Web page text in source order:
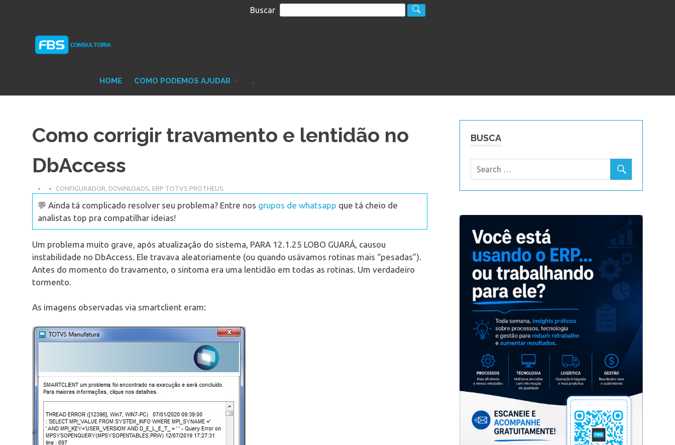
Buscar
Protheus
TOTVS
HOME COMO PODEMOS AJUDAR .
Como corrigir travamento e lentidão no
DbAccess
CONFIGURADOR DOWNLOADS ERP TOTVS PROTHEUS
💬 Ainda tá complicado resolver seu problema? Entre nos grupos de whatsapp que tá cheio de
analistas top pra compatilhar ideias!
Um problema muito grave, após atualização do sistema, PARA 12.1.25 LOBO GUARÁ, causou
instabilidade no DbAccess. Ele travava aleatoriamente (ou quando usávamos rotinas mais “pesadas”).
Antes do momento do travamento, o sintoma era uma lentidão em todas as rotinas. Um verdadeiro
tormento.
As imagens observadas via smartclient eram:
BUSCA